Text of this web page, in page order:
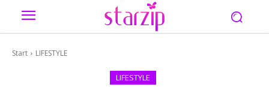
Start LIFESTYLE
LIFESTYLE